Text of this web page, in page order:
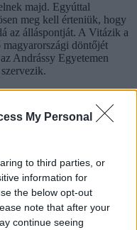
My Personal
to third parties, or
information for
the below opt-out
note that after your
continue seeing
majd. Egyúttal
meg kell érteniük, hogy
az álláspontját. A Vitázik a
döntőjét
Andrássy Egyetemen
kongresszus
beszámoltunk,
az országos
két ciklus után
tisztségért.